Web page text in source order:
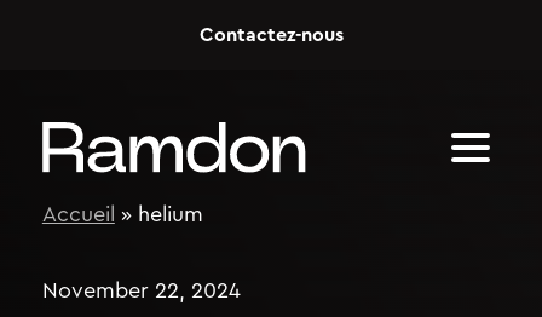
Contactez-nous
Accueil » helium
November 22, 2024